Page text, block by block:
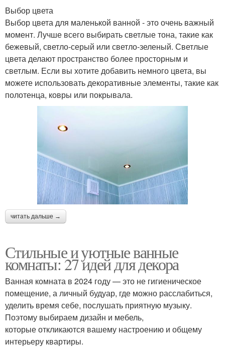
Выбор цвета
Выбор цвета для маленькой ванной - это очень важный
момент. Лучше всего выбирать светлые тона, такие как
бежевый, светло-серый или светло-зеленый. Светлые
цвета делают пространство более просторным и
светлым. Если вы хотите добавить немного цвета, вы
можете использовать декоративные элементы, такие как
полотенца, ковры или покрывала.
читать дальше →
Стильные и уютные ванные
комнаты: 27 идей для декора
Ванная комната в 2024 году — это не гигиеническое
помещение, а личный будуар, где можно расслабиться,
уделить время себе, послушать приятную музыку.
Поэтому выбираем дизайн и мебель,
которые откликаются вашему настроению и общему
интерьеру квартиры.